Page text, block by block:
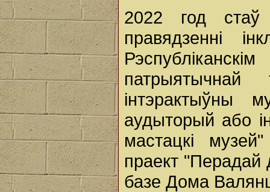
2022 год стаў
правядзенні
інтэрактыўны
аудыторый або
мастацкі
праект "Перадай
базе Дома